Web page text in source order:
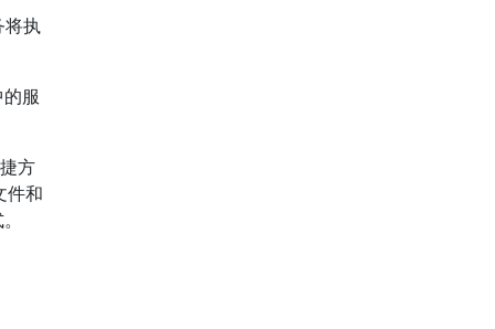
执
服
方
件和